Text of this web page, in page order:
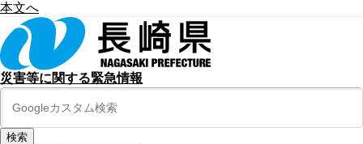
本文へ
災害等に関する緊急情報